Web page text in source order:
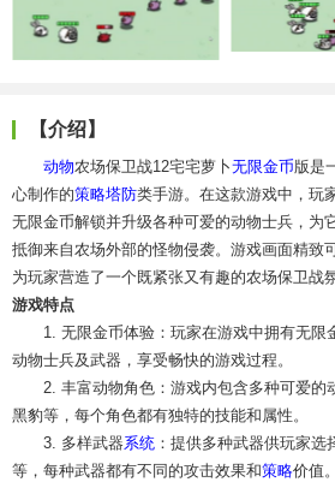
【介绍】
动物农场保卫战12宅宅萝卜无限金币 版是
心制作的策略塔防类手游。在这款游戏中，玩
无限金币解锁并升级各种可爱的动物士兵，为
抵御来自农场外部的怪物侵袭。游戏画面精致
为玩家营造了一个既紧张又有趣的农场保卫战氛
游戏特点
1. 无限金币体验：玩家在游戏中拥有无限
动物士兵及武器，享受畅快的游戏过程。
2. 丰富动物角色：游戏内包含多种可爱的
黑豹等，每个角色都有独特的技能和属性。
3. 多样武器系统 ：提供多种武器供玩家
等，每种武器都有不同的攻击效果和策略价值。